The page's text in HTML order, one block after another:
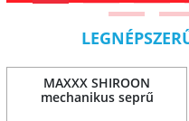
MAXXX SHIROON
mechanikus seprű